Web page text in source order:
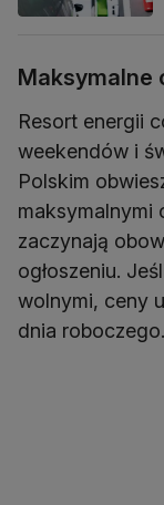
Maksymalne
Resort energii
weekendów i
Polskim
maksymalnymi
zaczynają
ogłoszeniu.
wolnymi, ceny
dnia roboczego.